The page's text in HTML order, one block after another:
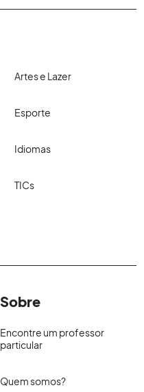
Artes e Lazer
Esporte
Idiomas
TICs
Sobre
Encontre um professor
particular
Quem somos?